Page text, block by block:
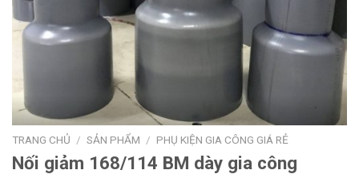
TRANG CHỦ / SẢN PHẨM / PHỤ KIỆN GIA CÔNG GIÁ RẺ
Nối giảm 168/114 BM dày gia công